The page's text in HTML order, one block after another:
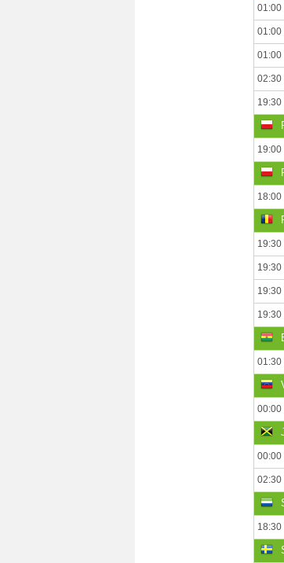
01:00
01:00
01:00
02:30
19:30
19:00
18:00
19:30
19:30
19:30
19:30
01:30
00:00
00:00
02:30
18:30